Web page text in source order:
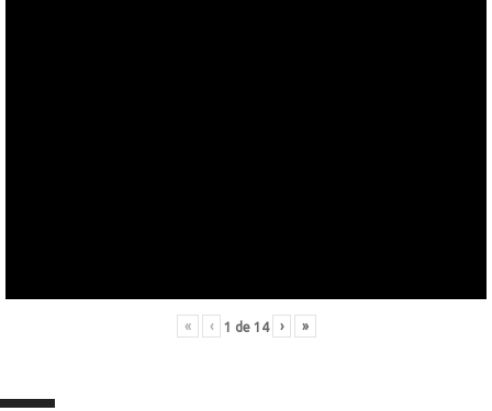
« ‹ 1 de 14 › »